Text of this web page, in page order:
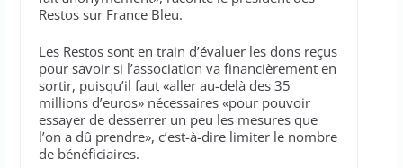
Restos sur France Bleu.
Les Restos sont en train d’évaluer les dons reçus
pour savoir si l’association va financièrement en
sortir, puisqu’il faut «aller au-delà des 35
millions d’euros» nécessaires «pour pouvoir
essayer de desserrer un peu les mesures que
l’on a dû prendre», c’est-à-dire limiter le nombre
de bénéficiaires.